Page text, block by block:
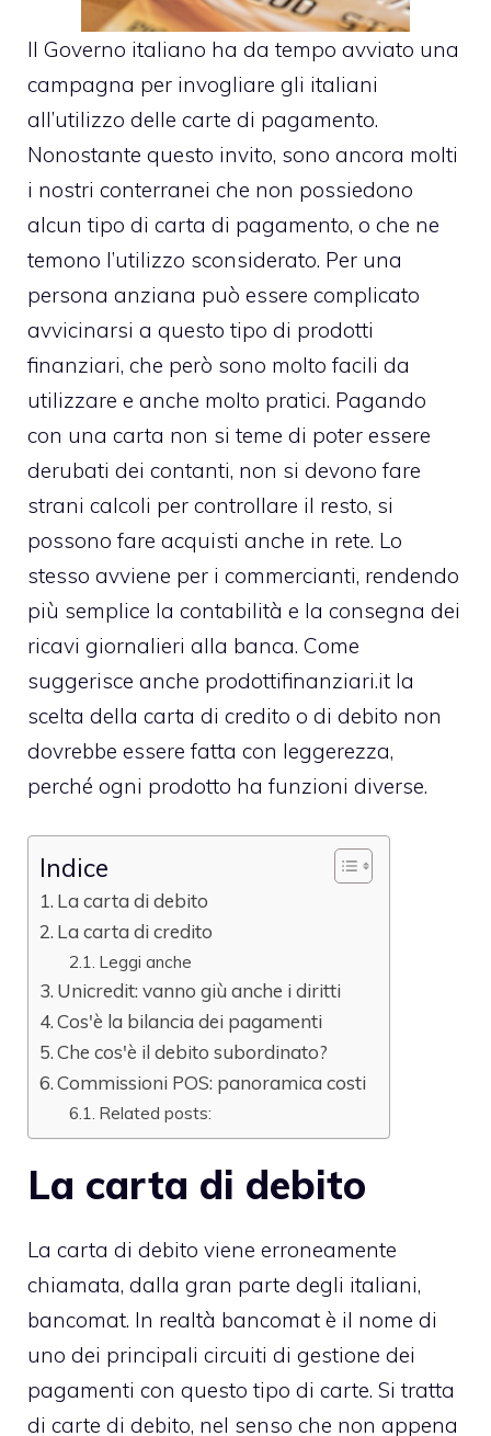
Il Governo italiano ha da tempo avviato una
campagna per invogliare gli italiani
all’utilizzo delle carte di pagamento.
Nonostante questo invito, sono ancora molti
i nostri conterranei che non possiedono
alcun tipo di carta di pagamento, o che ne
temono l’utilizzo sconsiderato. Per una
persona anziana può essere complicato
avvicinarsi a questo tipo di prodotti
finanziari, che però sono molto facili da
utilizzare e anche molto pratici. Pagando
con una carta non si teme di poter essere
derubati dei contanti, non si devono fare
strani calcoli per controllare il resto, si
possono fare acquisti anche in rete. Lo
stesso avviene per i commercianti, rendendo
più semplice la contabilità e la consegna dei
ricavi giornalieri alla banca. Come
suggerisce anche prodottifinanziari.it la
scelta della carta di credito o di debito non
dovrebbe essere fatta con leggerezza,
perché ogni prodotto ha funzioni diverse.
Indice
La carta di debito
La carta di credito
Leggi anche
Unicredit: vanno giù anche i diritti
Cos'è la bilancia dei pagamenti
Che cos'è il debito subordinato?
Commissioni POS: panoramica costi
Related posts:
La carta di debito
La carta di debito viene erroneamente
chiamata, dalla gran parte degli italiani,
bancomat. In realtà bancomat è il nome di
uno dei principali circuiti di gestione dei
pagamenti con questo tipo di carte. Si tratta
di carte di debito, nel senso che non appena